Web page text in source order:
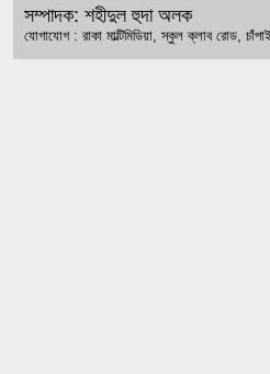
সম্পাদক: শহীদুল হুদা অলক
যোগাযোগ : রাকা মাল্টিমিডিয়া, স্কুল ক্লাব